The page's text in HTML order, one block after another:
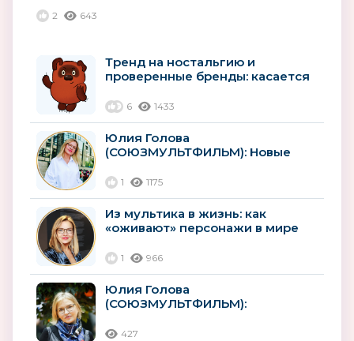
2 643
Тренд на ностальгию и
проверенные бренды: касается
6 1433
Юлия Голова
(СОЮЗМУЛЬТФИЛЬМ): Новые
1 1175
Из мультика в жизнь: как
«оживают» персонажи в мире
1 966
Юлия Голова
(СОЮЗМУЛЬТФИЛЬМ):
лицензионного рынка,
427